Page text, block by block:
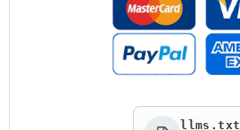
llms.txt